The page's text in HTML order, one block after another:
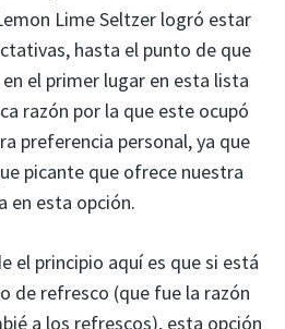
Lime Seltzer logró estar
hasta el punto de que
el primer lugar en esta lista
razón por la que este ocupó
preferencia personal, ya que
picante que ofrece nuestra
en esta opción.
el principio aquí es que si está
de refresco (que fue la razón
a los refrescos), esta opción